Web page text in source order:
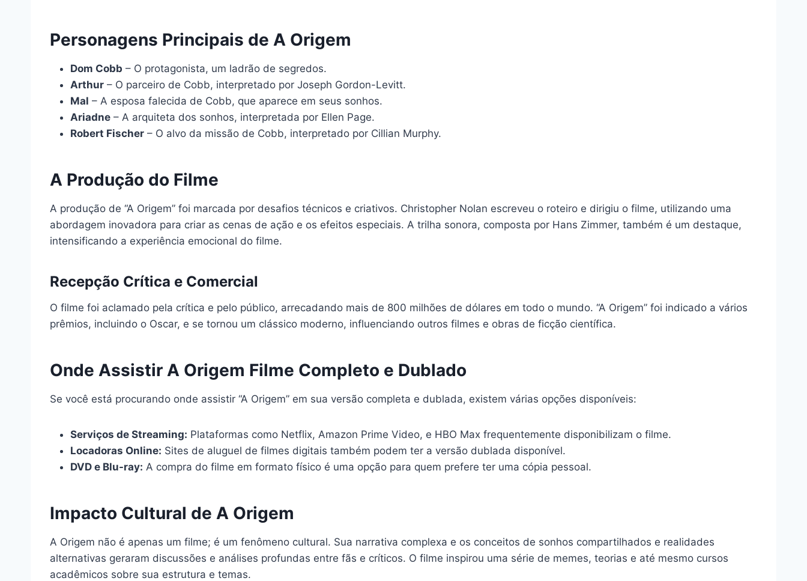
Personagens Principais de A Origem
Dom Cobb – O protagonista, um ladrão de segredos.
Arthur – O parceiro de Cobb, interpretado por Joseph Gordon-Levitt.
Mal – A esposa falecida de Cobb, que aparece em seus sonhos.
Ariadne – A arquiteta dos sonhos, interpretada por Ellen Page.
Robert Fischer – O alvo da missão de Cobb, interpretado por Cillian Murphy.
A Produção do Filme
A produção de “A Origem” foi marcada por desafios técnicos e criativos. Christopher Nolan escreveu o roteiro e dirigiu o filme, utilizando uma
abordagem inovadora para criar as cenas de ação e os efeitos especiais. A trilha sonora, composta por Hans Zimmer, também é um destaque,
intensificando a experiência emocional do filme.
Recepção Crítica e Comercial
O filme foi aclamado pela crítica e pelo público, arrecadando mais de 800 milhões de dólares em todo o mundo. “A Origem” foi indicado a vários
prêmios, incluindo o Oscar, e se tornou um clássico moderno, influenciando outros filmes e obras de ficção científica.
Onde Assistir A Origem Filme Completo e Dublado
Se você está procurando onde assistir “A Origem” em sua versão completa e dublada, existem várias opções disponíveis:
Serviços de Streaming: Plataformas como Netflix, Amazon Prime Video, e HBO Max frequentemente disponibilizam o filme.
Locadoras Online: Sites de aluguel de filmes digitais também podem ter a versão dublada disponível.
DVD e Blu-ray: A compra do filme em formato físico é uma opção para quem prefere ter uma cópia pessoal.
Impacto Cultural de A Origem
A Origem não é apenas um filme; é um fenômeno cultural. Sua narrativa complexa e os conceitos de sonhos compartilhados e realidades
alternativas geraram discussões e análises profundas entre fãs e críticos. O filme inspirou uma série de memes, teorias e até mesmo cursos
acadêmicos sobre sua estrutura e temas.